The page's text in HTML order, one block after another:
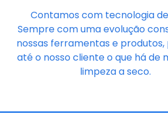
Contamos com tecnologia
Sempre com uma evolução
nossas ferramentas e
até o nosso cliente o que há de
limpeza a seco.